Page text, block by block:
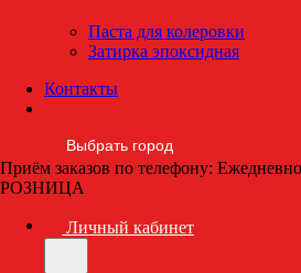
Паста для колеровки
Затирка эпоксидная
Контакты
Выбрать город
Приём заказов по телефону:
РОЗНИЦА
Личный кабинет